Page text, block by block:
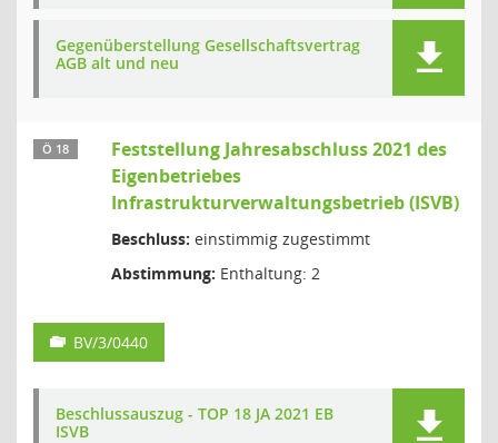
Gegenüberstellung Gesellschaftsvertrag
AGB alt und neu
Ö 18
Feststellung Jahresabschluss 2021 des
Eigenbetriebes
Infrastrukturverwaltungsbetrieb (ISVB)
Beschluss: einstimmig zugestimmt
Abstimmung: Enthaltung: 2
BV/3/0440
Beschlussauszug - TOP 18 JA 2021 EB
ISVB